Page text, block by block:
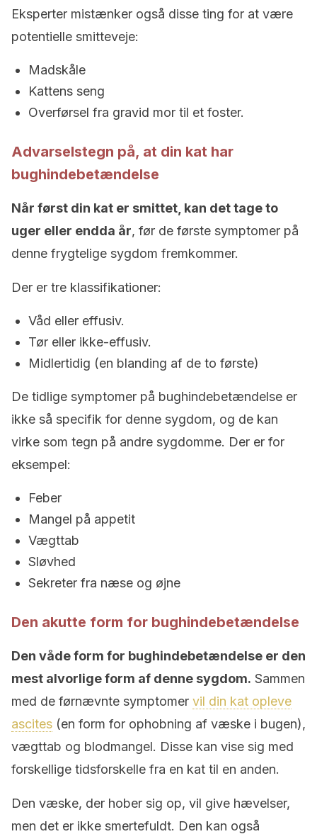
Eksperter mistænker også disse ting for at være
potentielle smitteveje:
Madskåle
Kattens seng
Overførsel fra gravid mor til et foster.
Advarselstegn på, at din kat har
bughindebetændelse
Når først din kat er smittet, kan det tage to
uger eller endda år, før de første symptomer på
denne frygtelige sygdom fremkommer.
Der er tre klassifikationer:
Våd eller effusiv.
Tør eller ikke-effusiv.
Midlertidig (en blanding af de to første)
De tidlige symptomer på bughindebetændelse er
ikke så specifik for denne sygdom, og de kan
virke som tegn på andre sygdomme. Der er for
eksempel:
Feber
Mangel på appetit
Vægttab
Sløvhed
Sekreter fra næse og øjne
Den akutte form for bughindebetændelse
Den våde form for bughindebetændelse er den
mest alvorlige form af denne sygdom. Sammen
med de førnævnte symptomer vil din kat opleve
ascites (en form for ophobning af væske i bugen),
vægttab og blodmangel. Disse kan vise sig med
forskellige tidsforskelle fra en kat til en anden.
Den væske, der hober sig op, vil give hævelser,
men det er ikke smertefuldt. Den kan også